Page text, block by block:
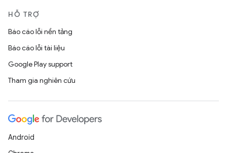
HỖ TRỢ
Báo cáo lỗi nền tảng
Báo cáo lỗi tài liệu
Google Play support
Tham gia nghiên cứu
Android